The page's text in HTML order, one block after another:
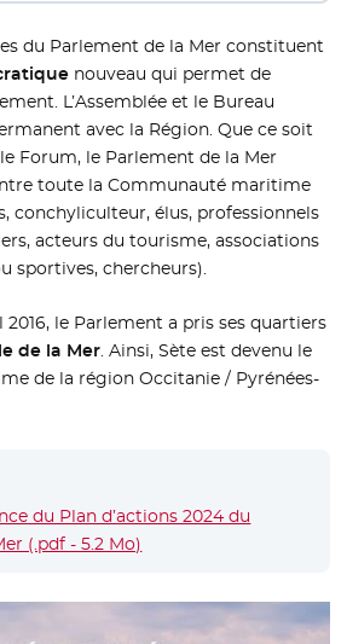
du Parlement de la Mer constituent
nouveau qui permet de
L’Assemblée et le Bureau
avec la Région. Que ce soit
Forum, le Parlement de la Mer
toute la Communauté maritime
conchyliculteur, élus, professionnels
acteurs du tourisme, associations
sportives, chercheurs).
2016, le Parlement a pris ses quartiers
de la Mer. Ainsi, Sète est devenu le
de la région Occitanie / Pyrénées-
du Plan d’actions 2024 du
(.pdf - 5.2 Mo)